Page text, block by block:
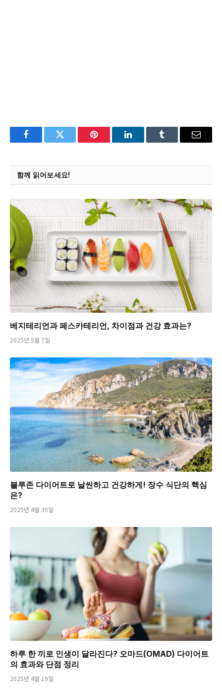
FacebookTwitter Pinterest LinkedInTumblr Email
함께 읽어보세요!
베지테리언과 페스카테리언, 차이점과 건강 효과는?
2025년 5월 7일
블루존 다이어트로 날씬하고 건강하게! 장수 식단의 핵심
은?
2025년 4월 30일
하루 한 끼로 인생이 달라진다? 오마드(OMAD) 다이어트
의 효과와 단점 정리
2025년 4월 19일